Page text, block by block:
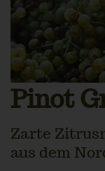
Pinot
Zarte
aus dem